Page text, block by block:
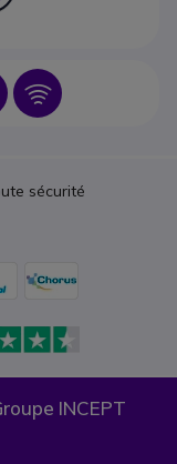
Icon Icon
sécurité
INCEPT